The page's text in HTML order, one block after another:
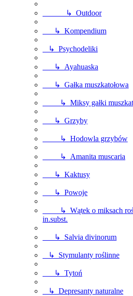
↳ Outdoor
↳ Kompendium
↳ Psychodeliki
↳ Ayahuaska
↳ Gałka muszkatołowa
↳ Miksy gałki
↳ Grzyby
↳ Hodowla grzybów
↳ Amanita muscaria
↳ Kaktusy
↳ Powoje
↳ Wątek o miksach
in.subst.
↳ Salvia divinorum
↳ Stymulanty roślinne
↳ Tytoń
↳ Depresanty naturalne